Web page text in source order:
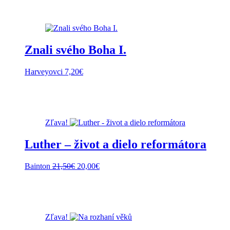
Znali svého Boha I.
Harveyovci 7,20€
Zľava!
Luther – život a dielo reformátora
Bainton 21,50€ Pôvodná
20,00€Aktuálna
Zľava!